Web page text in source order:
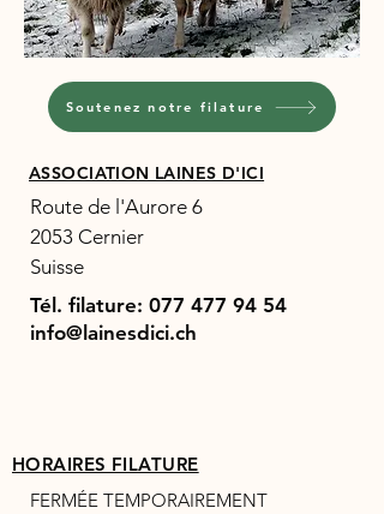
Soutenez notre filature
ASSOCIATION LAINES D'ICI
Route de l'Aurore 6
2053 Cernier
Suisse
Tél. filature: 077 477 94 54
info@lainesdici.ch
HORAIRES FILATURE
FERMÉE TEMPORAIREMENT